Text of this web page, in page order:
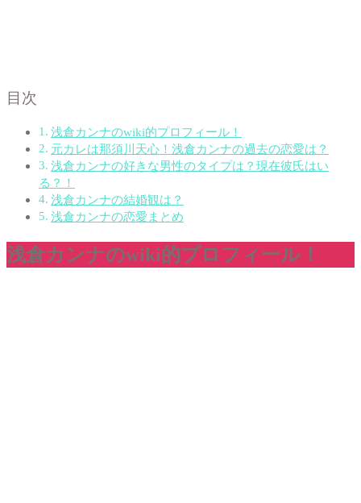
目次
浅倉カンナのwiki的プロフィール！
元カレは那須川天心！浅倉カンナの過去の恋愛は？
浅倉カンナの好きな男性のタイプは？現在彼氏はい
る？！
浅倉カンナの結婚観は？
浅倉カンナの恋愛まとめ
浅倉カンナのwiki的プロフィール！